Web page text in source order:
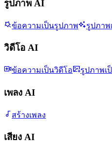
รูปภาพ AI
ข้อความเป็นรูปภาพ รูปภาพ
วิดีโอ AI
ข้อความเป็นวิดีโอ รูปภาพเ
เพลง AI
สร้างเพลง
เสียง AI